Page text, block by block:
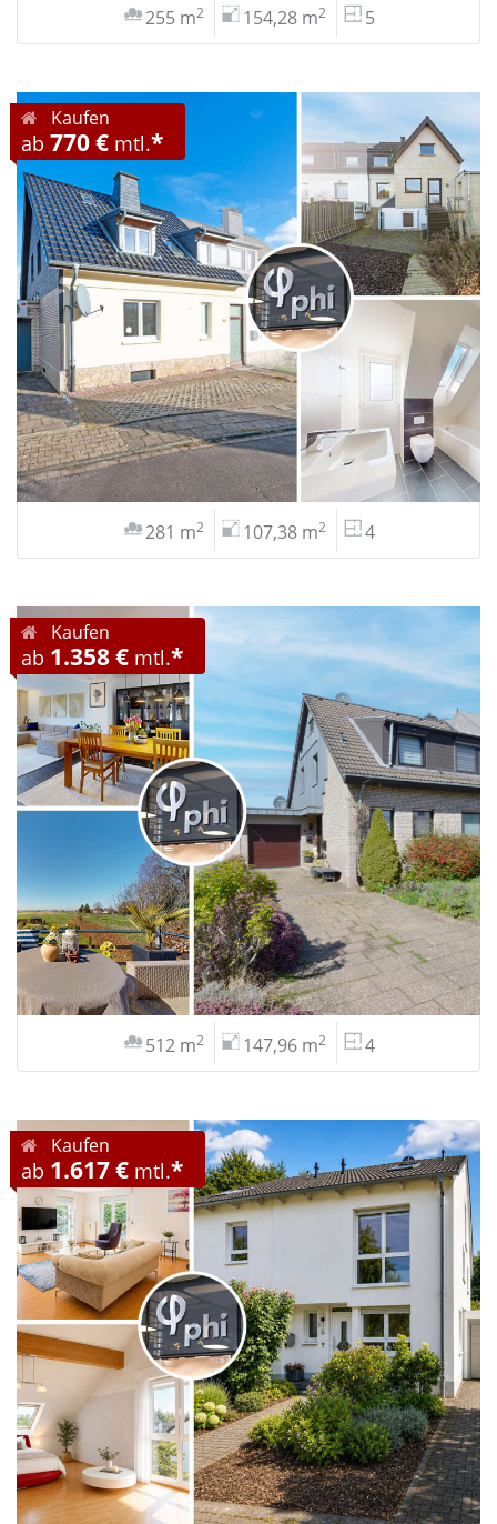
255 m2 154,28 m2 5
Kaufen
ab 770 € mtl.*
281 m2 107,38 m2 4
Kaufen
ab 1.358 € mtl.*
512 m2 147,96 m2 4
Kaufen
ab 1.617 € mtl.*